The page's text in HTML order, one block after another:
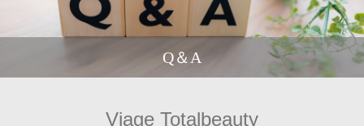
Q＆A
Viage Totalbeauty